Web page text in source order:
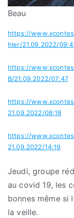
Beau
https://
hler/21.09.2022/
https://
B/21.09.2022/07:47
https://
21.09.2022/08:18
https://
21.09.2022/14:19
Jeudi, groupe
au covid 19, les
bonnes même si
la veille.